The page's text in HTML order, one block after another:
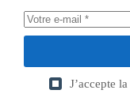
J’accepte la